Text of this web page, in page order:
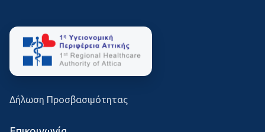
Δήλωση Προσβασιμότητας